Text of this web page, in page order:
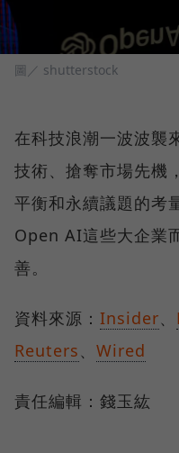
圖／ shutterstock
在科技浪潮一波波襲
技術、搶奪市場先機
平衡和永續議題的考
Open AI這些大企業
善。
資料來源： Insider、
Reuters、 Wired
責任編輯：錢玉紘